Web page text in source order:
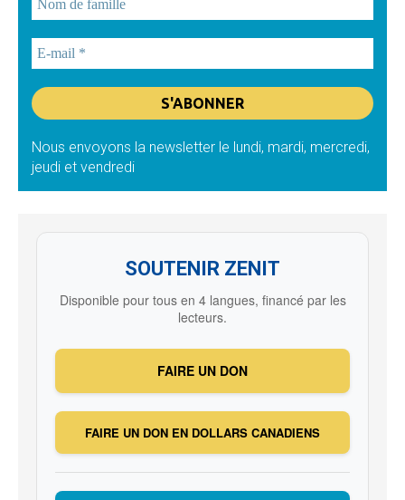
Nous envoyons la newsletter le lundi, mardi, mercredi,
jeudi et vendredi
SOUTENIR ZENIT
Disponible pour tous en 4 langues, financé par les
lecteurs.
FAIRE UN DON
FAIRE UN DON EN DOLLARS CANADIENS